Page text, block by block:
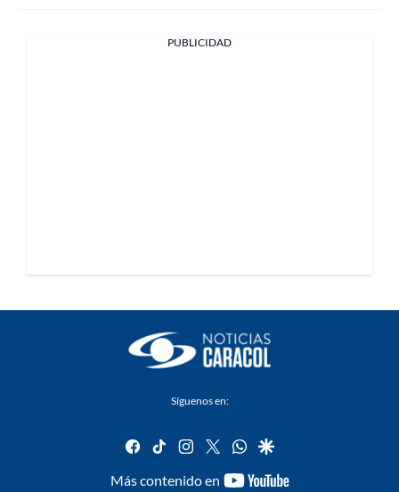
PUBLICIDAD
Síguenos en:
facebook
tiktok instagram
twitterwhatsapp
google
Más contenido en
youtube-